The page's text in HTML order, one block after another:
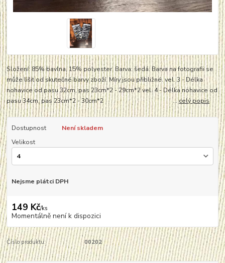
Složení: 85% bavlna, 15% polyester. Barva: šedá. Barva na fotografii se
může lišit od skutečné barvy zboží. Míry jsou přibližné. vel. 3 - Délka
nohavice od pasu 32cm, pas 23cm*2 - 29cm*2 vel. 4 - Délka nohavice od
pasu 34cm, pas 23cm*2 - 30cm*2 ...celý popis
Dostupnost
Není skladem
Velikost
Nejsme plátci DPH
149 Kč/ks
Momentálně není k dispozici
Číslo produktu: 00202